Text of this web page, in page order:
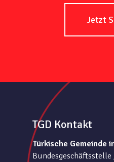
Jetzt
TGD Kontakt
Türkische Gemeinde